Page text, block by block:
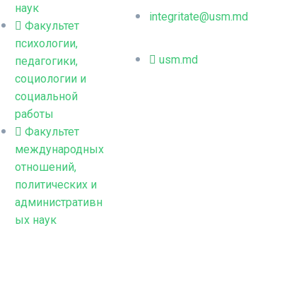
наук
Факультет
психологии,
педагогики,
социологии и
социальной
работы
Факультет
международных
отношений,
политических и
административн
ых наук
integritate@usm.md
usm.md